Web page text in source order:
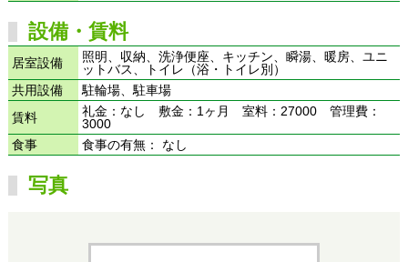
設備・賃料
居室設備
照明、収納、洗浄便座、キッチン、瞬湯、暖房、ユニ
ットバス、トイレ（浴・トイレ別）
共用設備
駐輪場、駐車場
賃料
礼金：なし 敷金：1ヶ月 室料：27000 管理費：
3000
食事
食事の有無： なし
写真